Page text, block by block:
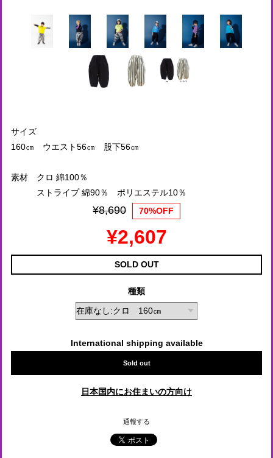
サイズ
160㎝ ウエスト56㎝ 股下56㎝
素材 クロ 綿100％
ストライプ 綿90％ ポリエステル10％
¥8,690 70%OFF
¥2,607
SOLD OUT
種類
International shipping available
Sold out
日本国内にお住まいの方向け
通報する